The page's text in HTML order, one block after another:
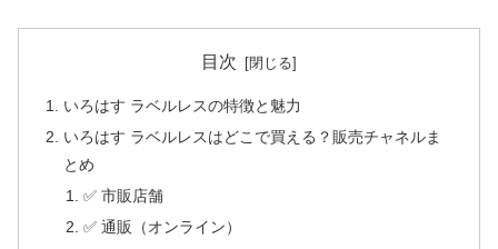
目次
いろはす ラベルレスの特徴と魅力
いろはす ラベルレスはどこで買える？販売チャネルま
とめ
✅ 市販店舗
✅ 通販（オンライン）